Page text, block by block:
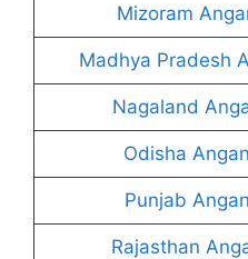
Mizoram
Madhya Pradesh
Nagaland
Odisha
Punjab
Rajasthan